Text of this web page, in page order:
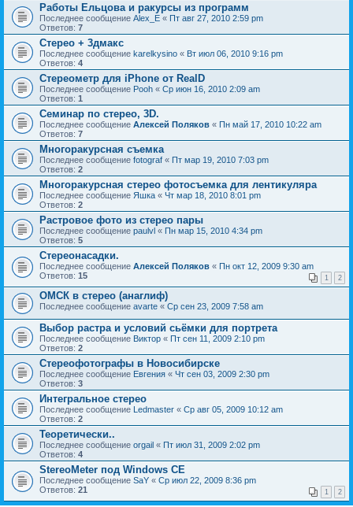
Работы Ельцова и ракурсы из программ
Последнее сообщение Alex_E « Пт авг 27, 2010 2:59 pm
Ответов: 7
Стерео + 3дмакс
Последнее сообщение karelkysino « Вт июл 06, 2010 9:16 pm
Ответов: 4
Стереометр для iPhone от RealD
Последнее сообщение Pooh « Ср июн 16, 2010 2:09 am
Ответов: 1
Cеминар по стерео, 3D.
Последнее сообщение Алексей Поляков « Пн май 17, 2010 10:22 am
Ответов: 7
Многоракурсная съемка
Последнее сообщение fotograf « Пт мар 19, 2010 7:03 pm
Ответов: 2
Многоракурсная стерео фотосъемка для лентикуляра
Последнее сообщение Яшка « Чт мар 18, 2010 8:01 pm
Ответов: 2
Растровое фото из стерео пары
Последнее сообщение paulvl « Пн мар 15, 2010 4:34 pm
Ответов: 5
Стереонасадки.
Последнее сообщение Алексей Поляков « Пн окт 12, 2009 9:30 am
Ответов: 15 1 2
ОМСК в стерео (анаглиф)
Последнее сообщение avarte « Ср сен 23, 2009 7:58 am
Выбор растра и условий сьёмки для портрета
Последнее сообщение Виктор « Пт сен 11, 2009 2:10 pm
Ответов: 2
Стереофотографы в Новосибирске
Последнее сообщение Евгения « Чт сен 03, 2009 2:30 pm
Ответов: 3
Интегральное стерео
Последнее сообщение Ledmaster « Ср авг 05, 2009 10:12 am
Ответов: 2
Теоретически..
Последнее сообщение orgail « Пт июл 31, 2009 2:02 pm
Ответов: 4
StereoMeter под Windows CE
Последнее сообщение SaY « Ср июл 22, 2009 8:36 pm
Ответов: 21 1 2